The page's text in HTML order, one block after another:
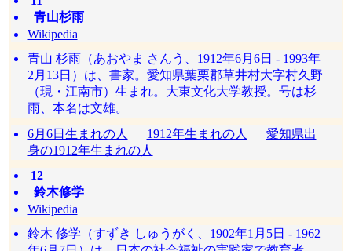
青山杉雨
Wikipedia
青山 杉雨（あおやま さんう、1912年6月6日 - 1993年
2月13日）は、書家。愛知県葉栗郡草井村大字村久野
（現・江南市）生まれ。大東文化大学教授。号は杉
雨、本名は文雄。
6月6日生まれの人
1912年生まれの人
愛知県出
身の1912年生まれの人
12
鈴木修学
Wikipedia
鈴木 修学（すずき しゅうがく、1902年1月5日 - 1962